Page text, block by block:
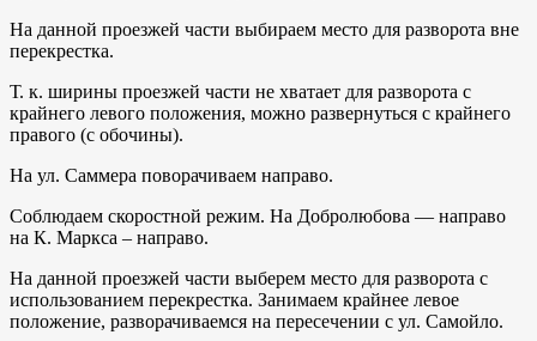
На данной проезжей части выбираем место для разворота вне
перекрестка.
Т. к. ширины проезжей части не хватает для разворота с
крайнего левого положения, можно развернуться с крайнего
правого (с обочины).
На ул. Саммера поворачиваем направо.
Соблюдаем скоростной режим. На Добролюбова — направо
на К. Маркса – направо.
На данной проезжей части выберем место для разворота с
использованием перекрестка. Занимаем крайнее левое
положение, разворачиваемся на пересечении с ул. Самойло.